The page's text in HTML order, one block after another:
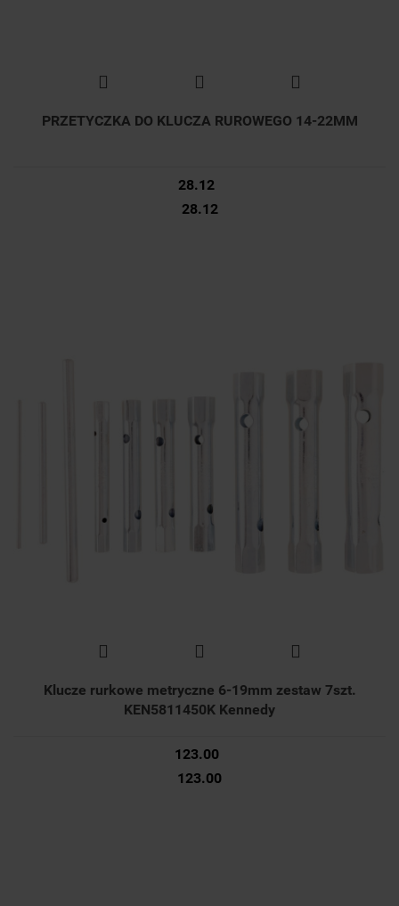
PRZETYCZKA DO KLUCZA RUROWEGO 14-22MM
28.12
28.12
Klucze rurkowe metryczne 6-19mm zestaw 7szt.
KEN5811450K Kennedy
123.00
123.00